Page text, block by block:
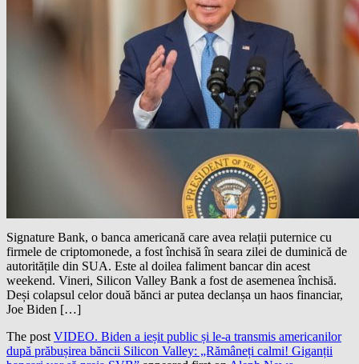
Signature Bank, o banca americană care avea relații puternice cu
firmele de criptomonede, a fost închisă în seara zilei de duminică de
autoritățile din SUA. Este al doilea faliment bancar din acest
weekend. Vineri, Silicon Valley Bank a fost de asemenea închisă.
Deși colapsul celor două bănci ar putea declanșa un haos financiar,
Joe Biden […]
The postVIDEO. Biden a ieșit public și le-a transmis americanilor
după prăbușirea băncii Silicon Valley: „Rămâneți calmi! Giganții